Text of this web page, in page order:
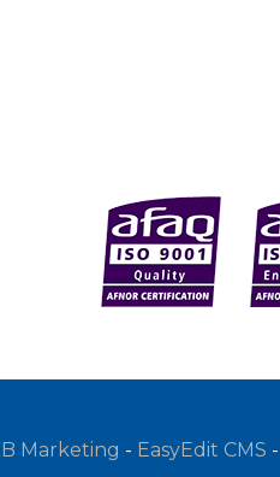
Marketing - EasyEdit CMS -